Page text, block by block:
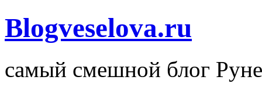
Blogveselova.ru
самый смешной блог